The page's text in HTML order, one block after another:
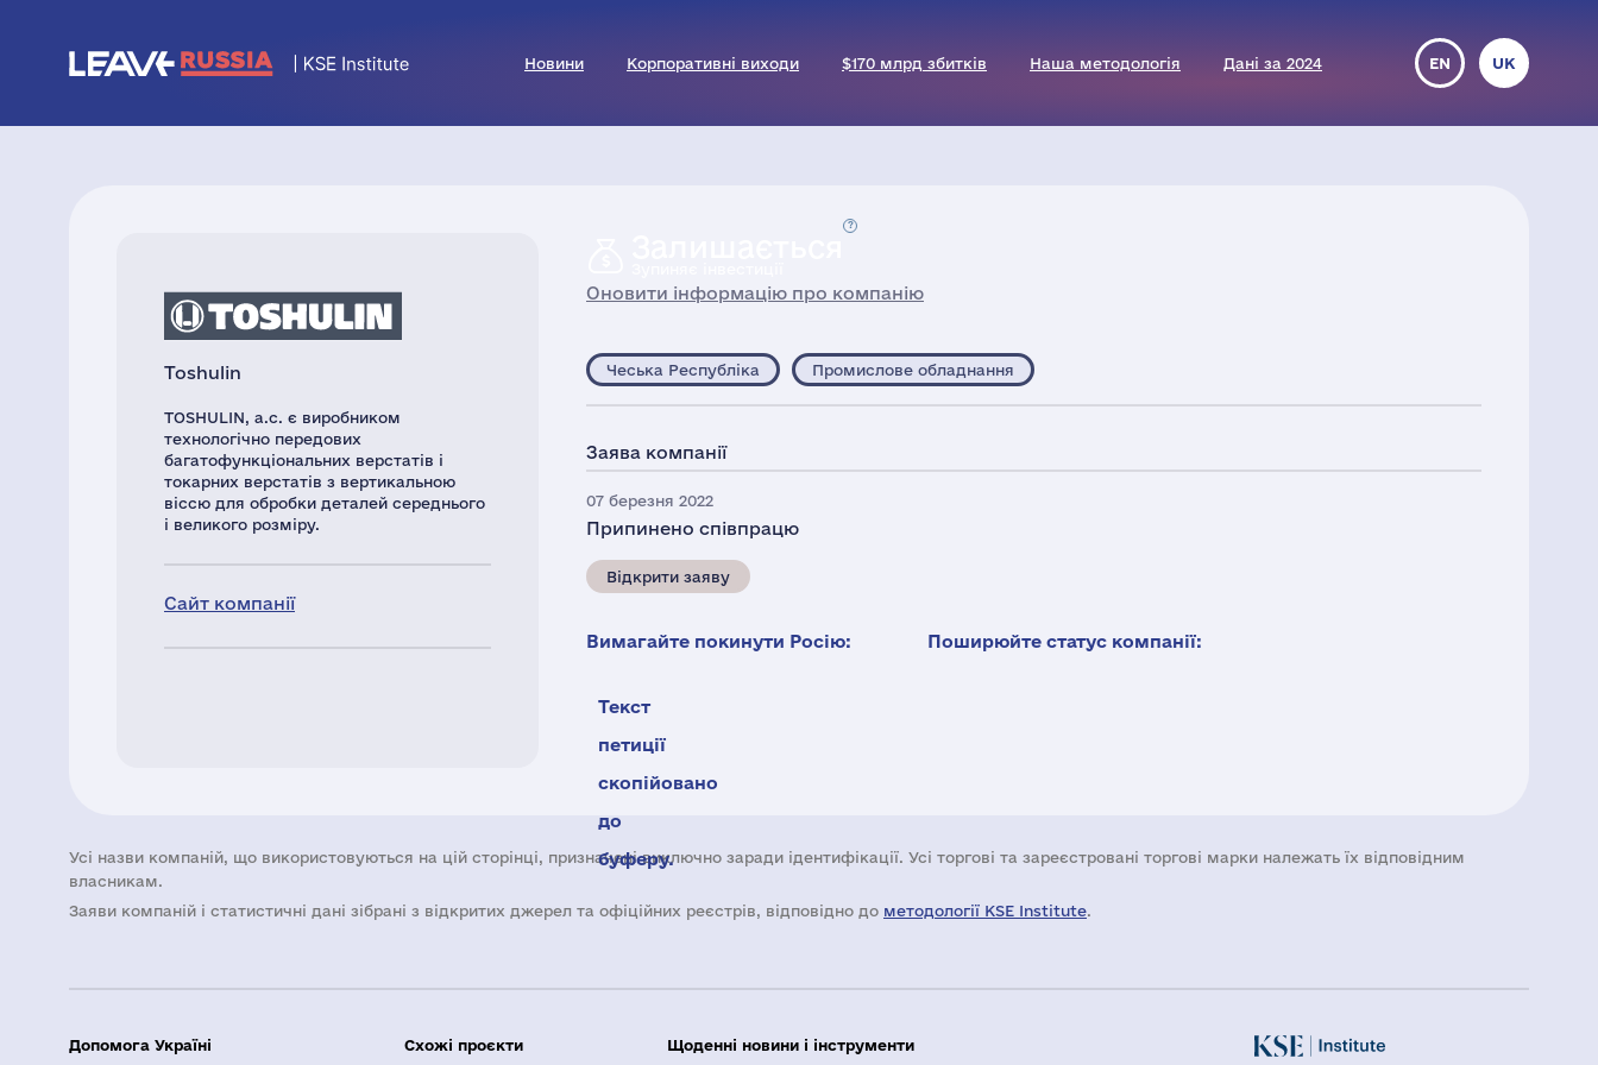
Новини Корпоративні виходи $170 млрд збитків Наша методологія Дані за 2024 EN UK
Toshulin
TOSHULIN, а.с. є виробником
технологічно передових
багатофункціональних верстатів і
токарних верстатів з вертикальною
віссю для обробки деталей середнього
і великого розміру.
Сайт компанії
Оновити інформацію про компанію
Чеська Республіка Промислове обладнання
Заява компанії
07 березня 2022
Припинено співпрацю
Відкрити заяву
Вимагайте покинути Росію:
Текст
петиції
скопійовано
до
буферу.
Поширюйте статус компанії:
Усі назви компаній, що використовуються на цій сторінці, призначені виключно заради ідентифікації. Усі торгові та зареєстровані торгові марки належать їх відповідним
власникам.
Заяви компаній i статистичні дані зібрані з відкритих джерел та офіційних реєстрів, відповідно до методології KSE Institute.
Допомога Україні Схожі проєкти Щоденні новини і інструменти